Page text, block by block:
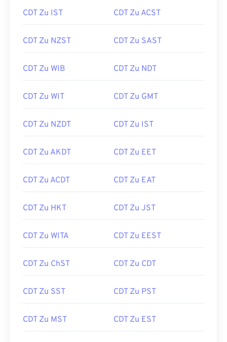
CDT Zu IST CDT Zu ACST
CDT Zu NZST CDT Zu SAST
CDT Zu WIB CDT Zu NDT
CDT Zu WIT CDT Zu GMT
CDT Zu NZDT CDT Zu IST
CDT Zu AKDT CDT Zu EET
CDT Zu ACDT CDT Zu EAT
CDT Zu HKT CDT Zu JST
CDT Zu WITA CDT Zu EEST
CDT Zu ChST CDT Zu CDT
CDT Zu SST CDT Zu PST
CDT Zu MST CDT Zu EST